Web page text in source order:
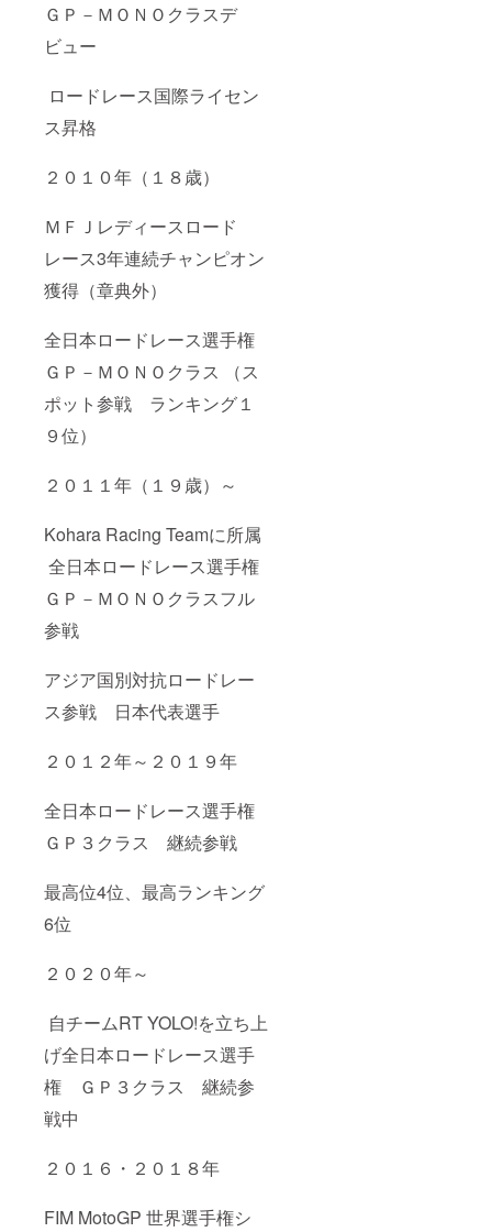
ＧＰ－ＭＯＮＯクラスデ
ビュー
ロードレース国際ライセン
ス昇格
２０１０年（１８歳）
ＭＦＪレディースロード
レース3年連続チャンピオン
獲得（章典外）
全日本ロードレース選手権
ＧＰ－ＭＯＮＯクラス （ス
ポット参戦 ランキング１
９位）
２０１１年（１９歳）～
Kohara Racing Teamに所属
全日本ロードレース選手権
ＧＰ－ＭＯＮＯクラスフル
参戦
アジア国別対抗ロードレー
ス参戦 日本代表選手
２０１２年～２０１９年
全日本ロードレース選手権
ＧＰ３クラス 継続参戦
最高位4位、最高ランキング
6位
２０２０年～
自チームRT YOLO!を立ち上
げ全日本ロードレース選手
権 ＧＰ３クラス 継続参
戦中
２０１６・２０１８年
FIM MotoGP 世界選手権シ